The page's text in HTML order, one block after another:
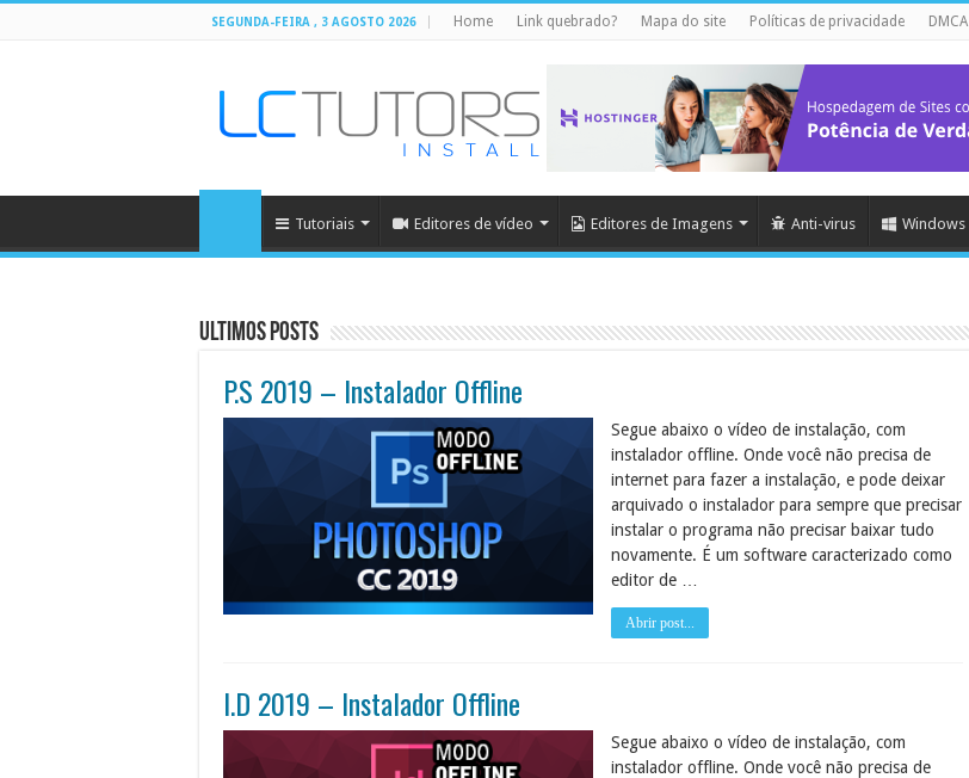
SEGUNDA-FEIRA , 3 AGOSTO 2026 Home Link quebrado? Mapa do site Políticas de privacidade DMCA
Tutoriais Editores de vídeo Editores de Imagens Anti-virus Windows
Ultimos Posts
P.S 2019 – Instalador Offline
Segue abaixo o vídeo de instalação, com
instalador offline. Onde você não precisa de
internet para fazer a instalação, e pode deixar
arquivado o instalador para sempre que precisar
instalar o programa não precisar baixar tudo
novamente. É um software caracterizado como
editor de …
Abrir post...
I.D 2019 – Instalador Offline
Segue abaixo o vídeo de instalação, com
instalador offline. Onde você não precisa de